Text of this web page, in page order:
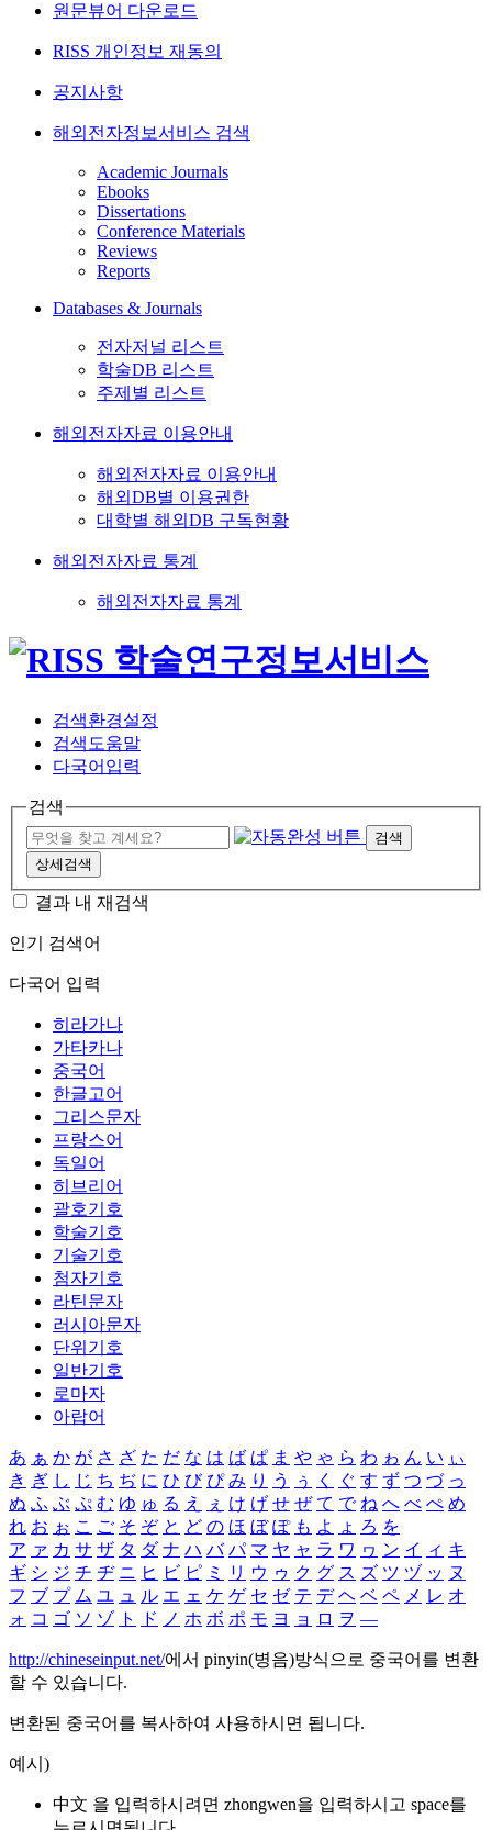
원문뷰어 다운로드
RISS 개인정보 재동의
공지사항
해외전자정보서비스 검색
Academic Journals
Ebooks
Dissertations
Conference Materials
Reviews
Reports
Databases & Journals
전자저널 리스트
학술DB 리스트
주제별 리스트
해외전자자료 이용안내
해외전자자료 이용안내
해외DB별 이용권한
대학별 해외DB 구독현황
해외전자자료 통계
해외전자자료 통계
검색환경설정
검색도움말
다국어입력
검색
검색
상세검색
결과 내 재검색
인기 검색어
다국어 입력
히라가나
가타카나
중국어
한글고어
그리스문자
프랑스어
독일어
히브리어
괄호기호
학술기호
기술기호
첨자기호
라틴문자
러시아문자
단위기호
일반기호
로마자
아랍어
あ ぁ か が さ ざ た だ な は ば ぱ ま や ゃ ら わ ゎ ん い ぃ
き ぎ し じ ち ぢ に ひ び ぴ み り う ぅ く ぐ す ず つ づ っ
ぬ ふ ぶ ぷ む ゆ ゅ る え ぇ け げ せ ぜ て で ね へ べ ぺ め
れ お ぉ こ ご そ ぞ と ど の ほ ぼ ぽ も よ ょ ろ を
ア ァ カ サ ザ タ ダ ナ ハ バ パ マ ヤ ャ ラ ワ ヮ ン イ ィ キ
ギ シ ジ チ ヂ ニ ヒ ビ ピ ミ リ ウ ゥ ク グ ス ズ ツ ヅ ッ ヌ
フ ブ プ ム ユ ュ ル エ ェ ケ ゲ セ ゼ テ デ ヘ ベ ペ メ レ オ
ォ コ ゴ ソ ゾ ト ド ノ ホ ボ ポ モ ヨ ョ ロ ヲ ―
http://chineseinput.net/에서 pinyin(병음)방식으로 중국어를 변환
할 수 있습니다.
변환된 중국어를 복사하여 사용하시면 됩니다.
예시)
中文 을 입력하시려면 zhongwen을 입력하시고 space를